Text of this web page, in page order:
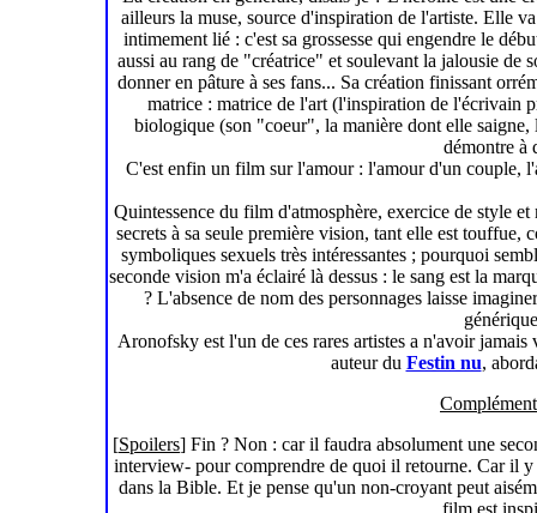
ailleurs la muse, source d'inspiration de l'artiste. Elle
intimement lié : c'est sa grossesse qui engendre le
aussi au rang de "créatrice" et soulevant la jalousie de
donner en pâture à ses fans... Sa création finissant
matrice : matrice de l'art (l'inspiration de l'écrivain
biologique (son "coeur", la manière dont elle
démontre à
C'est enfin un film sur l'amour : l'amour d'un couple,
Quintessence du film d'atmosphère, exercice de style
secrets à sa seule première vision, tant elle est touffue,
symboliques sexuels très intéressantes ; pourquoi
seconde vision m'a éclairé là dessus : le sang est la
? L'absence de nom des personnages laisse
Aronofsky est l'un de ces rares artistes a n'avoir
auteur du Festin nu,
[Spoilers] Fin ? Non : car il faudra absolument une
interview- pour comprendre de quoi il retourne. Car il
dans la Bible. Et je pense qu'un non-croyant peut
film est